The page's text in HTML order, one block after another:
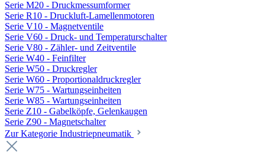
Serie M20 - Druckmessumformer
Serie R10 - Druckluft-Lamellenmotoren
Serie V10 - Magnetventile
Serie V60 - Druck- und Temperaturschalter
Serie V80 - Zähler- und Zeitventile
Serie W40 - Feinfilter
Serie W50 - Druckregler
Serie W60 - Proportionaldruckregler
Serie W75 - Wartungseinheiten
Serie W85 - Wartungseinheiten
Serie Z10 - Gabelköpfe, Gelenkaugen
Serie Z90 - Magnetschalter
Zur Kategorie Industriepneumatik